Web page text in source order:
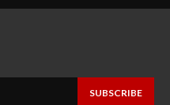
SUBSCRIBE